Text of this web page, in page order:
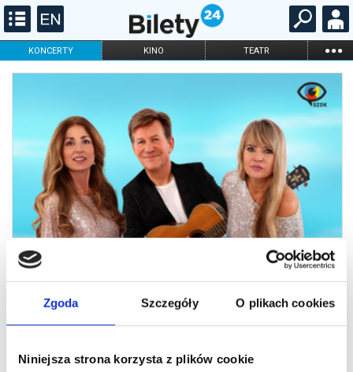
Zgoda Szczegóły O plikach cookies
Niniejsza strona korzysta z plików cookie
KONCERTY KINO TEATR ...
FILHARMONIA OPERA I BALET